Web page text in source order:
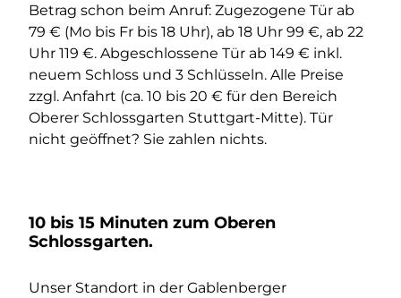
Betrag schon beim Anruf: Zugezogene Tür ab
79 € (Mo bis Fr bis 18 Uhr), ab 18 Uhr 99 €, ab 22
Uhr 119 €. Abgeschlossene Tür ab 149 € inkl.
neuem Schloss und 3 Schlüsseln. Alle Preise
zzgl. Anfahrt (ca. 10 bis 20 € für den Bereich
Oberer Schlossgarten Stuttgart-Mitte). Tür
nicht geöffnet? Sie zahlen nichts.
10 bis 15 Minuten zum Oberen
Schlossgarten.
Unser Standort in der Gablenberger